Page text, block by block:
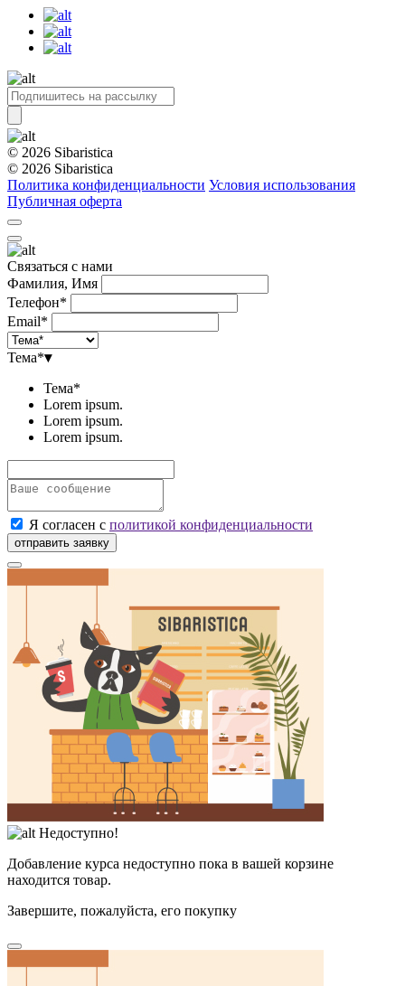
© 2026 Sibaristica
© 2026 Sibaristica
Политика конфиденциальности Условия использования
Публичная оферта
Связаться с нами
Фамилия, Имя
Телефон*
Email*
Тема*▾
Тема*
Lorem ipsum.
Lorem ipsum.
Lorem ipsum.
Я согласен с политикой конфиденциальности
Недоступно!
Добавление курса недоступно пока в вашей корзине
находится товар.
Завершите, пожалуйста, его покупку